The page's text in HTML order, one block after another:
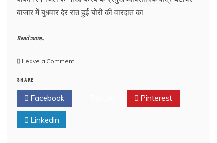
बाजार में बुधवार देर रात हुई चोरी की वारदात का
Read more..
Leave a Commenton
SHARE
Facebook Pinterest
Linkedin